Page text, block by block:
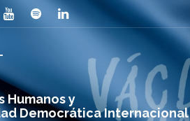
Humanos y
Democrática Internacional